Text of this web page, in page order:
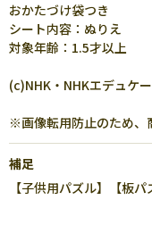
おかたづけ袋つき
シート内容：ぬりえ
対象年齢：1.5才以上
(c)NHK・NHKエデュケ
※画像転用防止のため、
補足
【子供用パズル】【板